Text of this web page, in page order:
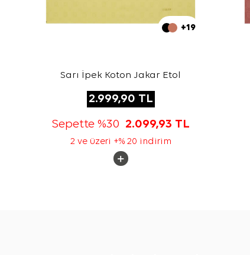
+19
Sarı İpek Koton Jakar Etol
2.999,90 TL
Sepette %30 2.099,93 TL
2 ve üzeri +% 20 indirim